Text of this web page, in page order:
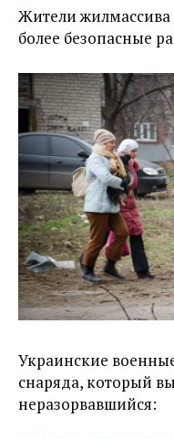
Жители жилмассива
более безопасные
Украинские
снаряда, который
неразорвавшийся: